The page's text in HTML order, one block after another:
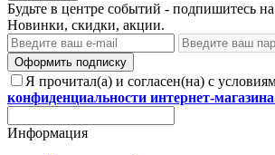
Будьте в центре событий - подпишитесь
Новинки, скидки, акции.
Оформить подписку
Я прочитал(а) и согласен(на) с
конфиденциальности интернет-
Информация